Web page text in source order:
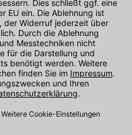
bis freitags von 08:00 - 17:00
/ 151-151für Sie erreichbar.
nutzen.
finden Sie